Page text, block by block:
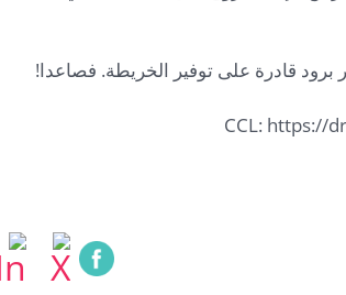
برود قادرة على توفير الخريطة. فصاعدا!